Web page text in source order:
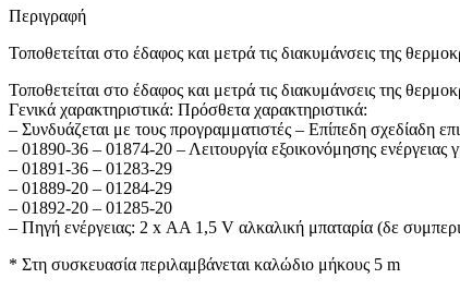
Περιγραφή
Τοποθετείται στο έδαφος και μετρά τις διακυμάνσεις της
Τοποθετείται στο έδαφος και μετρά τις διακυμάνσεις της
Γενικά χαρακτηριστικά: Πρόσθετα χαρακτηριστικά:
– Συνδυάζεται με τους προγραμματιστές – Επίπεδη σχεδίαδη
– 01890-36 – 01874-20 – Λειτουργία εξοικονόμησης ενέργειας
– 01891-36 – 01283-29
– 01889-20 – 01284-29
– 01892-20 – 01285-20
– Πηγή ενέργειας: 2 x ΑΑ 1,5 V αλκαλική μπαταρία (δε
* Στη συσκευασία περιλαμβάνεται καλώδιο μήκους 5 m